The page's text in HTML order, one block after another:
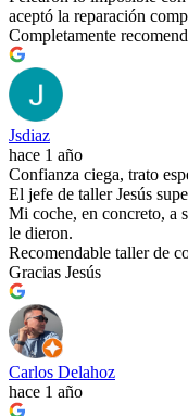
aceptó la reparación
Completamente
Jsdiaz
hace 1 año
Confianza ciega, trato
El jefe de taller Jesús
Mi coche, en concreto, a
le dieron.
Recomendable taller de
Gracias Jesús
Carlos Delahoz
hace 1 año